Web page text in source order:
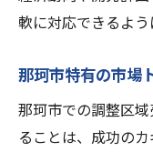
軟に対応できるよう
那珂市特有の市場
那珂市での調整区
ることは、成功の